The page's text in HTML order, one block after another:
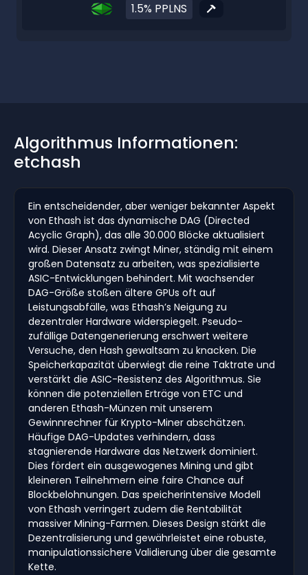
1.5% PPLNS
Algorithmus Informationen:
etchash
Ein entscheidender, aber weniger bekannter Aspekt
von Ethash ist das dynamische DAG (Directed
Acyclic Graph), das alle 30.000 Blöcke aktualisiert
wird. Dieser Ansatz zwingt Miner, ständig mit einem
großen Datensatz zu arbeiten, was spezialisierte
ASIC-Entwicklungen behindert. Mit wachsender
DAG-Größe stoßen ältere GPUs oft auf
Leistungsabfälle, was Ethash’s Neigung zu
dezentraler Hardware widerspiegelt. Pseudo-
zufällige Datengenerierung erschwert weitere
Versuche, den Hash gewaltsam zu knacken. Die
Speicherkapazität überwiegt die reine Taktrate und
verstärkt die ASIC-Resistenz des Algorithmus. Sie
können die potenziellen Erträge von ETC und
anderen Ethash-Münzen mit unserem
Gewinnrechner für Krypto-Miner abschätzen.
Häufige DAG-Updates verhindern, dass
stagnierende Hardware das Netzwerk dominiert.
Dies fördert ein ausgewogenes Mining und gibt
kleineren Teilnehmern eine faire Chance auf
Blockbelohnungen. Das speicherintensive Modell
von Ethash verringert zudem die Rentabilität
massiver Mining-Farmen. Dieses Design stärkt die
Dezentralisierung und gewährleistet eine robuste,
manipulationssichere Validierung über die gesamte
Kette.